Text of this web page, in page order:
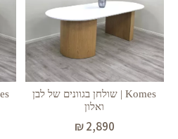
Komes | שולחן בגוונים של לבן
ואלון
₪2,890